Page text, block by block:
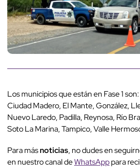
Los municipios que están en Fase 1
Ciudad Madero, El Mante, González,
Nuevo Laredo, Padilla, Reynosa, Río
Soto La Marina, Tampico, Valle
Para másnoticias, no dudes en
en nuestro canal deWhatsApppara